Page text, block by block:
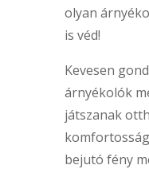
olyan
is véd!
Kevesen
árnyékolók
játszanak
bejutó fény